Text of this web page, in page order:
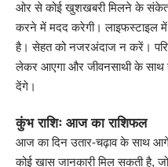
ओर से कोई खुशखबरी मिलने के संकेत
करने में मदद करेगी। लाइफस्टाइल
है। सेहत को नजरअंदाज न करें।
लेकर आएगा और जीवनसाथी के साथ
देंगे।
कुंभ राशिः आज का राशिफल
आज का दिन उतार-चढ़ाव के साथ आगे
कोई खास जानकारी मिल सकती है, जो